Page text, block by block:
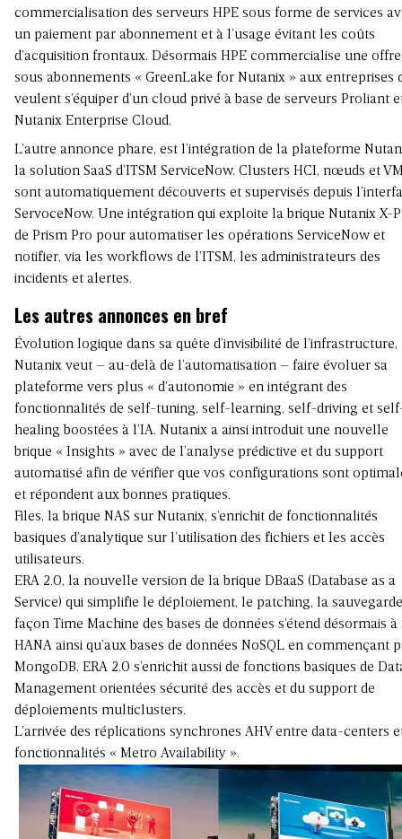
commercialisation des serveurs HPE sous forme de services
un paiement par abonnement et à l’usage évitant les coûts
d’acquisition frontaux. Désormais HPE commercialise une offre
sous abonnements « GreenLake for Nutanix » aux entreprises
veulent s’équiper d’un cloud privé à base de serveurs Proliant
Nutanix Enterprise Cloud.
L’autre annonce phare, est l’intégration de la plateforme
la solution SaaS d’ITSM ServiceNow. Clusters HCI, nœuds et
sont automatiquement découverts et supervisés depuis
ServoceNow. Une intégration qui exploite la brique Nutanix X-
de Prism Pro pour automatiser les opérations ServiceNow et
notifier, via les workflows de l’ITSM, les administrateurs des
incidents et alertes.
Les autres annonces en bref
Évolution logique dans sa quête d’invisibilité de l’infrastructure,
Nutanix veut – au-delà de l’automatisation – faire évoluer sa
plateforme vers plus « d’autonomie » en intégrant des
fonctionnalités de self-tuning, self-learning, self-driving et
healing boostées à l’IA. Nutanix a ainsi introduit une nouvelle
brique « Insights » avec de l’analyse prédictive et du support
automatisé afin de vérifier que vos configurations sont
et répondent aux bonnes pratiques.
Files, la brique NAS sur Nutanix, s’enrichit de fonctionnalités
basiques d’analytique sur l’utilisation des fichiers et les accès
utilisateurs.
ERA 2.0, la nouvelle version de la brique DBaaS (Database as a
Service) qui simplifie le déploiement, le patching, la sauvegarde
façon Time Machine des bases de données s’étend désormais à
HANA ainsi qu’aux bases de données NoSQL en commençant
MongoDB. ERA 2.0 s’enrichit aussi de fonctions basiques de
Management orientées sécurité des accès et du support de
déploiements multiclusters.
L’arrivée des réplications synchrones AHV entre data-centers
fonctionnalités « Metro Availability ».